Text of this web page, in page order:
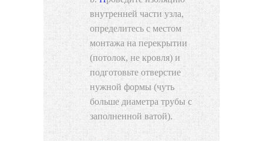
внутренней части узла,
определитесь с местом
монтажа на перекрытии
(потолок, не кровля) и
подготовьте отверстие
нужной формы (чуть
больше диаметра трубы с
заполненной ватой).